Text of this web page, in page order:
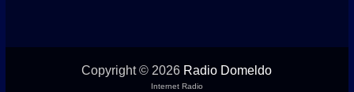
Copyright © 2026 Radio Domeldo
Internet Radio